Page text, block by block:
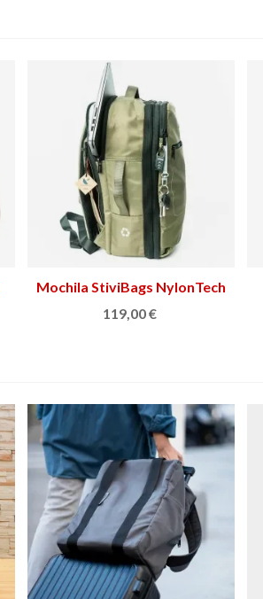
Ver más
Mochila StiviBags NylonTech
119,00 €